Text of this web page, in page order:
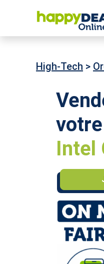
High-Tech >
votre
Intel